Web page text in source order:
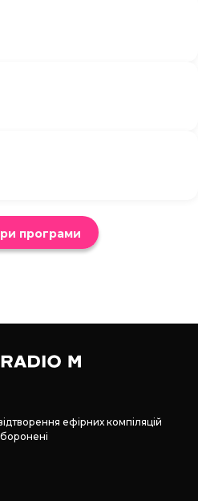
програми
ефірних компіляцій